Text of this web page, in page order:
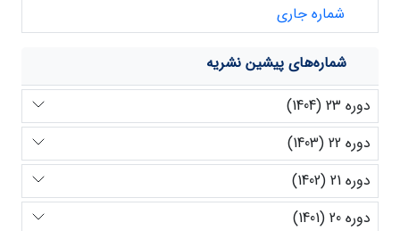
شماره جاری
شماره‌های پیشین نشریه
دوره 23 (1404)
دوره 22 (1403)
دوره 21 (1402)
دوره 20 (1401)